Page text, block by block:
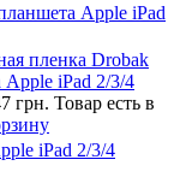
Apple iPad
пленка Drobak
Apple iPad 2/3/4
грн. Товар есть в
iPad 2/3/4